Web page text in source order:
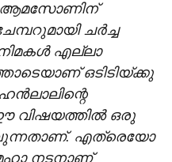
ആമസോണിന്
ചർച്ച
എല്ലാ
ഒടിടിയ്ക്കു
വിഷയത്തിൽ ഒരു
എത്രെയോ
നടനാണ്